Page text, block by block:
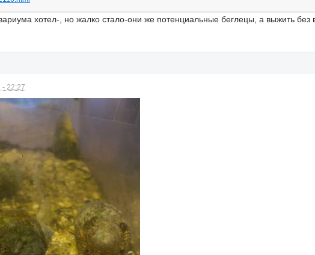
хотел-, но жалко стало-они же потенциальные беглецы, а выжить без
- 22:27